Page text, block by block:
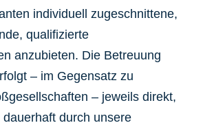
individuell zugeschnittene,
qualifizierte
anzubieten. Die Betreuung
– im Gegensatz zu
– jeweils direkt,
durch unsere